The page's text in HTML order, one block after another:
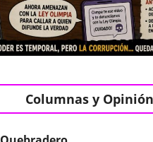
Columnas y Opinión